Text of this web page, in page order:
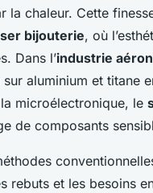
la chaleur. Cette
bijouterie, où
Dans l’industrie
sur aluminium et titane
microélectronique, le
de composants
rebuts et les besoins